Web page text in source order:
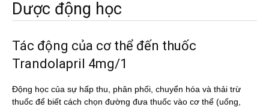
Dược động học
Tác động của cơ thể đến thuốc
Trandolapril 4mg/1
Động học của sự hấp thu, phân phối, chuyển hóa và thải trừ
thuốc để biết cách chọn đường đưa thuốc vào cơ thể (uống,